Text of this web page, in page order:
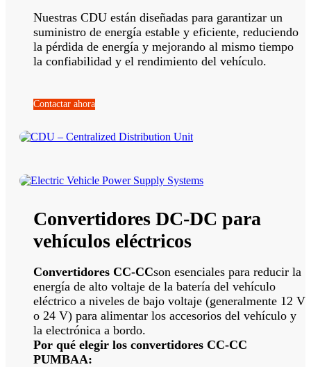
Nuestras CDU están diseñadas para garantizar un
suministro de energía estable y eficiente, reduciendo
la pérdida de energía y mejorando al mismo tiempo
la confiabilidad y el rendimiento del vehículo.
Contactar ahora
Convertidores DC-DC para
vehículos eléctricos
Convertidores CC-CCson esenciales para reducir la
energía de alto voltaje de la batería del vehículo
eléctrico a niveles de bajo voltaje (generalmente 12 V
o 24 V) para alimentar los accesorios del vehículo y
la electrónica a bordo.
Por qué elegir los convertidores CC-CC
PUMBAA: